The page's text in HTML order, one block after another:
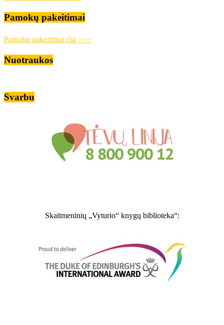
Pamokų pakeitimai
Pamokų pakeitimai čia >>>
Nuotraukos
Svarbu
Skaitmeninių „Vyturio“ knygų biblioteka“: